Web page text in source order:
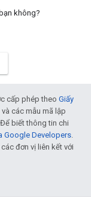
không?
cấp phép theo Giấy
và các mẫu mã lập
biết thông tin chi
Google Developers.
đơn vị liên kết với